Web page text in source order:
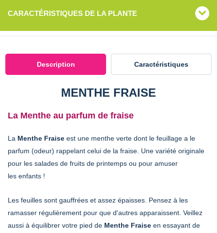
CARACTÉRISTIQUES DE LA PLANTE
Description Caractéristiques
MENTHE FRAISE
La Menthe au parfum de fraise
La Menthe Fraise est une menthe verte dont le feuillage a le
parfum (odeur) rappelant celui de la fraise. Une variété originale
pour les salades de fruits de printemps ou pour amuser
les enfants !
Les feuilles sont gauffrées et assez épaisses. Pensez à les
ramasser régulièrement pour que d'autres apparaissent. Veillez
aussi à équilibrer votre pied de Menthe Fraise en essayant de